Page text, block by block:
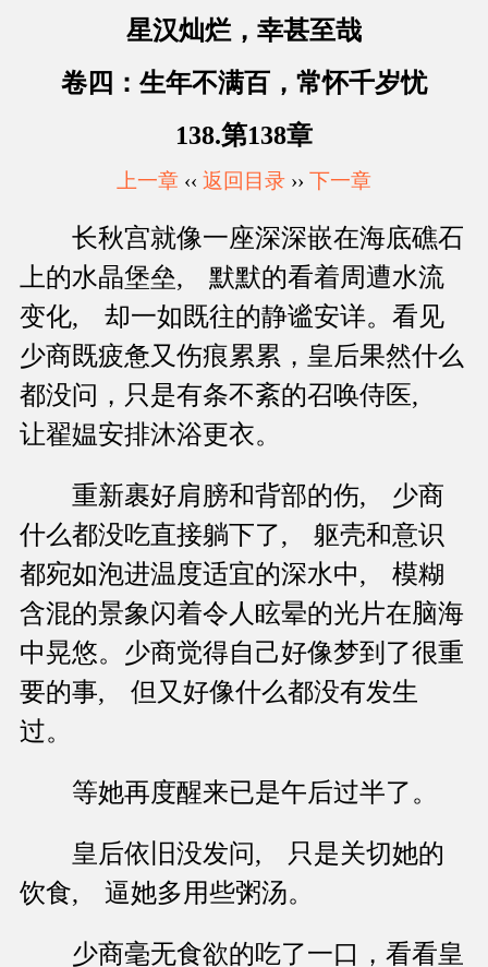
星汉灿烂，幸甚至哉
卷四：生年不满百，常怀千岁忧
138.第138章
上一章 ‹‹ 返回目录 ›› 下一章
长秋宫就像一座深深嵌在海底礁石
上的水晶堡垒, 默默的看着周遭水流
变化, 却一如既往的静谧安详。看见
少商既疲惫又伤痕累累，皇后果然什么
都没问，只是有条不紊的召唤侍医,
让翟媪安排沐浴更衣。
重新裹好肩膀和背部的伤, 少商
什么都没吃直接躺下了, 躯壳和意识
都宛如泡进温度适宜的深水中, 模糊
含混的景象闪着令人眩晕的光片在脑海
中晃悠。少商觉得自己好像梦到了很重
要的事, 但又好像什么都没有发生
过。
等她再度醒来已是午后过半了。
皇后依旧没发问, 只是关切她的
饮食, 逼她多用些粥汤。
少商毫无食欲的吃了一口，看看皇